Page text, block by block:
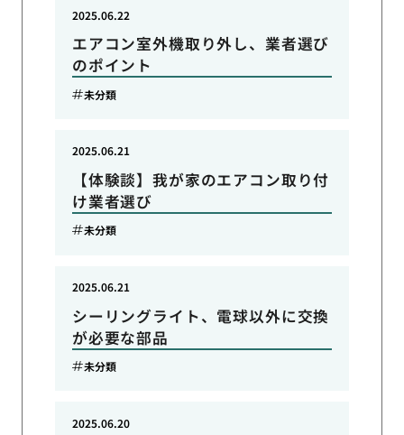
エアコン室外機取り外し、業者選び
のポイント
2025.06.22
未分類
【体験談】我が家のエアコン取り付
け業者選び
2025.06.21
未分類
シーリングライト、電球以外に交換
が必要な部品
2025.06.21
未分類
2025.06.20